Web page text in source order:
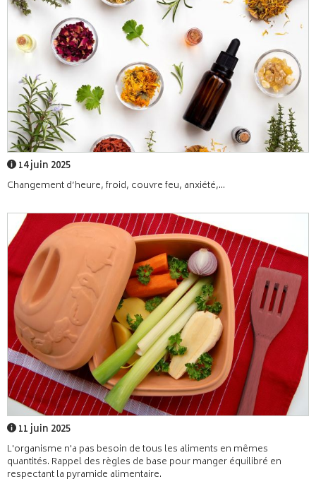
14 juin 2025
Changement d’heure, froid, couvre feu, anxiété,...
11 juin 2025
L'organisme n'a pas besoin de tous les aliments en mêmes
quantités. Rappel des règles de base pour manger équilibré en
respectant la pyramide alimentaire.